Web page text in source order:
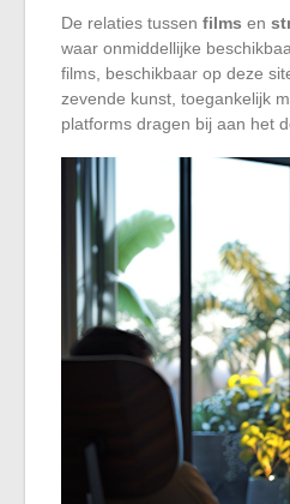
De relaties tussen films en
waar onmiddellijke
films, beschikbaar op deze
zevende kunst, toegankelijk
platforms dragen bij aan het